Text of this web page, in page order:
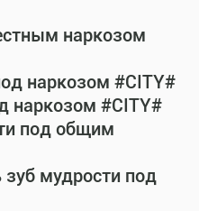
наркозом
наркозом #CITY#
наркозом #CITY#
под общим
зуб мудрости под